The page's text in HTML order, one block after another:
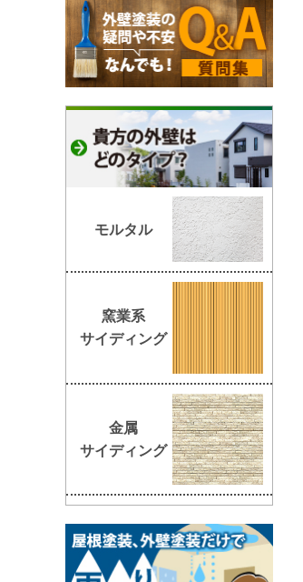
モルタル
窯業系
サイディング
金属
サイディング